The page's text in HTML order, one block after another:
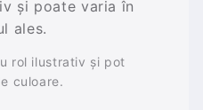
și poate varia în
ales.
rol ilustrativ și pot
culoare.